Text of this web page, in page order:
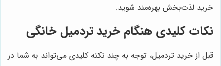
خرید لذت‌بخش بهره‌مند شوید.
نکات کلیدی هنگام خرید تردمیل خانگی
قبل از خرید تردمیل، توجه به چند نکته کلیدی می‌تواند به شما در